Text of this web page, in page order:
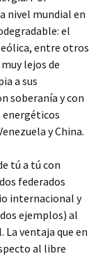
nivel mundial en
el
eólica, entre otros
lejos de
a sus
soberanía y con
y China.
tú a tú con
federados
internacional y
ejemplos) al
ventaja que en
al libre